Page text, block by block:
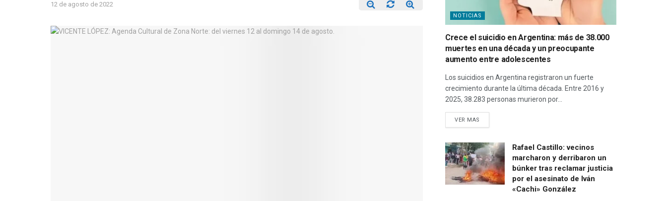
12 de agosto de 2022
NOTICIAS
Crece el suicidio en Argentina: más de 38.000
muertes en una década y un preocupante
aumento entre adolescentes
Los suicidios en Argentina registraron un fuerte
crecimiento durante la última década. Entre 2016 y
2025, 38.283 personas murieron por...
VER MAS
Rafael Castillo: vecinos
marcharon y derribaron un
búnker tras reclamar justicia
por el asesinato de Iván
«Cachi» González